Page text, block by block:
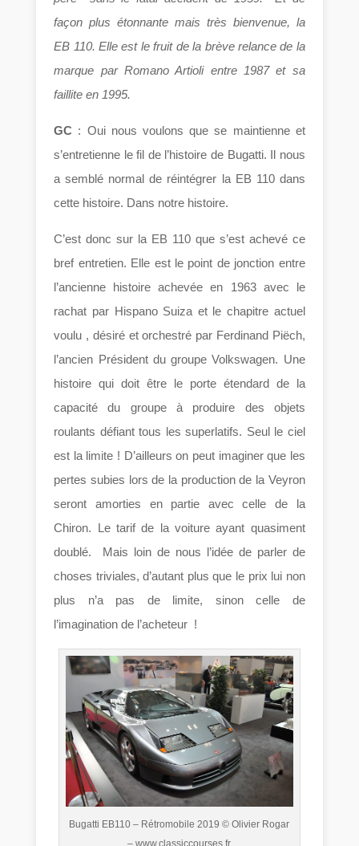
façon plus étonnante mais très bienvenue, la
EB 110. Elle est le fruit de la brève relance de la
marque par Romano Artioli entre 1987 et sa
faillite en 1995.
GC : Oui nous voulons que se maintienne et
s’entretienne le fil de l’histoire de Bugatti. Il nous
a semblé normal de réintégrer la EB 110 dans
cette histoire. Dans notre histoire.
C’est donc sur la EB 110 que s’est achevé ce
bref entretien. Elle est le point de jonction entre
l’ancienne histoire achevée en 1963 avec le
rachat par Hispano Suiza et le chapitre actuel
voulu , désiré et orchestré par Ferdinand Piëch,
l’ancien Président du groupe Volkswagen. Une
histoire qui doit être le porte étendard de la
capacité du groupe à produire des objets
roulants défiant tous les superlatifs. Seul le ciel
est la limite ! D’ailleurs on peut imaginer que les
pertes subies lors de la production de la Veyron
seront amorties en partie avec celle de la
Chiron. Le tarif de la voiture ayant quasiment
doublé. Mais loin de nous l’idée de parler de
choses triviales, d’autant plus que le prix lui non
plus n’a pas de limite, sinon celle de
l’imagination de l’acheteur !
Bugatti EB110 – Rétromobile 2019 © Olivier Rogar
– www.classiccourses.fr